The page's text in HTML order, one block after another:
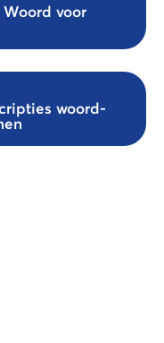
voor
woord-